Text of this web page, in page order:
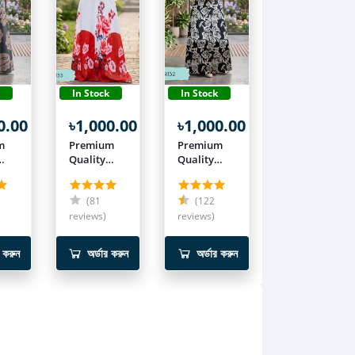
করুন
In Stock
৳1,000.00
Premium
Quality
Fabric
Borkha
BOR133
(81
reviews)
অর্ডার করুন
In Stock
৳1,000.00
Premium
Quality
Fabric
Borkha
BOR132
(122
reviews)
অর্ডার করুন